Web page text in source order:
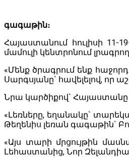
գագաթին։
Հայաստանում հուլիսի 11-
մամուլի կենտրոնում
«Մենք ծրագրում ենք
Սարգսյանը` հավելելով, որ
Նրա կարծիքով`
«Լեռները, եղանակը`
Թեղենիս լեռան գագաթին`
«Այս տարի մրցույթին
Լեհաստանից, Նոր